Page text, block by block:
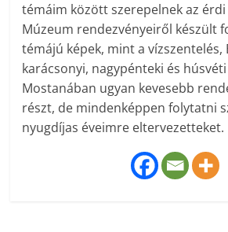
témáim között szerepelnek az
Múzeum rendezvényeiről készült
témájú képek, mint a vízszentelés,
karácsonyi, nagypénteki és
Mostanában ugyan kevesebb
részt, de mindenképpen folytatni
nyugdíjas éveimre eltervezetteket.